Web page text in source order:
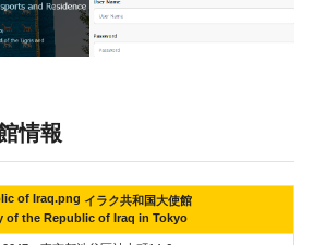
企業情報
情報
イラク共和国大使館
of the Republic of Iraq in Tokyo